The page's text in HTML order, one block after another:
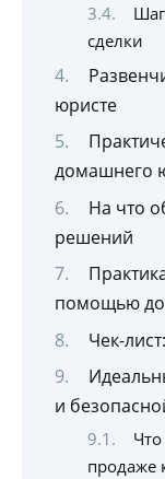
сделки
юристе
домашнего
На что
решений
помощью
Чек-
и
продаже